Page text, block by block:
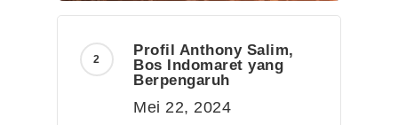
Profil Anthony Salim,
Bos Indomaret yang
Berpengaruh
Mei 22, 2024